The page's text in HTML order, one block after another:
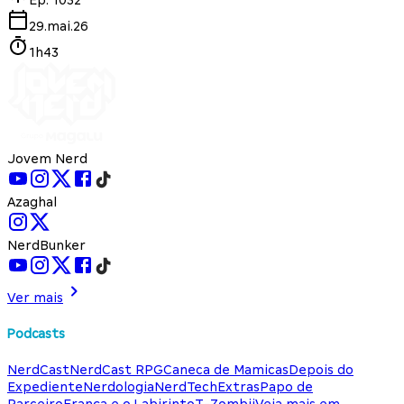
29.mai.26
1h43
Jovem Nerd
Azaghal
NerdBunker
Ver mais
Podcasts
NerdCastNerdCast RPGCaneca de MamicasDepois do
ExpedienteNerdologiaNerdTechExtrasPapo de